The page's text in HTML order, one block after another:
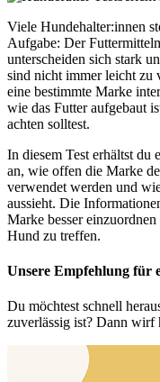
Viele Hundehalter:innen
Aufgabe: Der
unterscheiden sich stark
sind nicht immer leicht zu
eine bestimmte Marke
wie das Futter aufgebaut
achten solltest.
In diesem Test erhältst du
an, wie offen die Marke
verwendet werden und
aussieht. Die
Marke besser
Hund zu treffen.
Unsere Empfehlung für
Du möchtest schnell
zuverlässig ist? Dann